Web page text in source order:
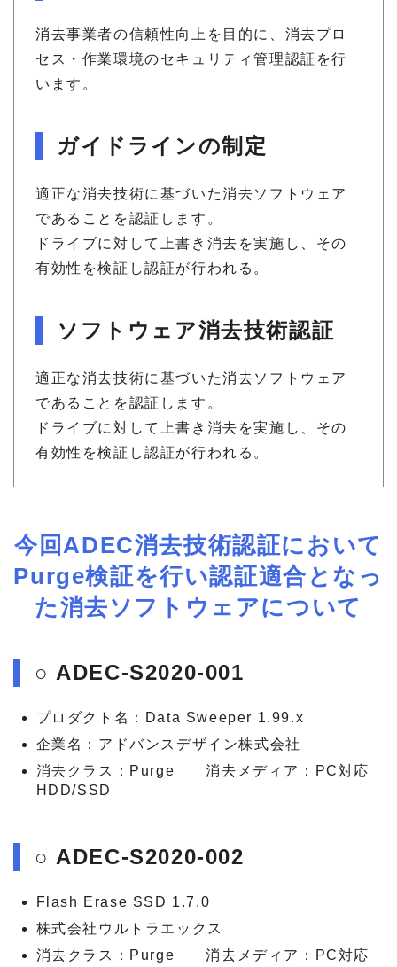
消去事業者の信頼性向上を目的に、消去プロ
セス・作業環境のセキュリティ管理認証を行
います。
ガイドラインの制定
適正な消去技術に基づいた消去ソフトウェア
であることを認証します。
ドライブに対して上書き消去を実施し、その
有効性を検証し認証が行われる。
ソフトウェア消去技術認証
適正な消去技術に基づいた消去ソフトウェア
であることを認証します。
ドライブに対して上書き消去を実施し、その
有効性を検証し認証が行われる。
今回ADEC消去技術認証において
Purge検証を行い認証適合となっ
た消去ソフトウェアについて
○ ADEC-S2020-001
プロダクト名：Data Sweeper 1.99.x
企業名：アドバンスデザイン株式会社
消去クラス：Purge 消去メディア：PC対応
HDD/SSD
○ ADEC-S2020-002
Flash Erase SSD 1.7.0
株式会社ウルトラエックス
消去クラス：Purge 消去メディア：PC対応